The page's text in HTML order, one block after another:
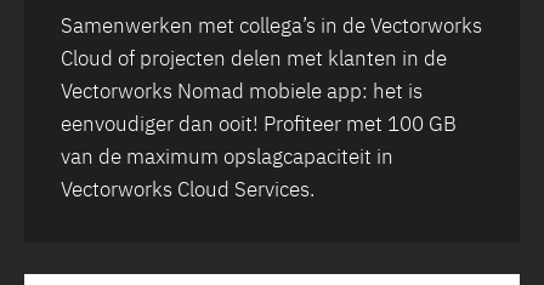
Samenwerken met collega’s in de Vectorworks
Cloud of projecten delen met klanten in de
Vectorworks Nomad mobiele app: het is
eenvoudiger dan ooit! Profiteer met 100 GB
van de maximum opslagcapaciteit in
Vectorworks Cloud Services.